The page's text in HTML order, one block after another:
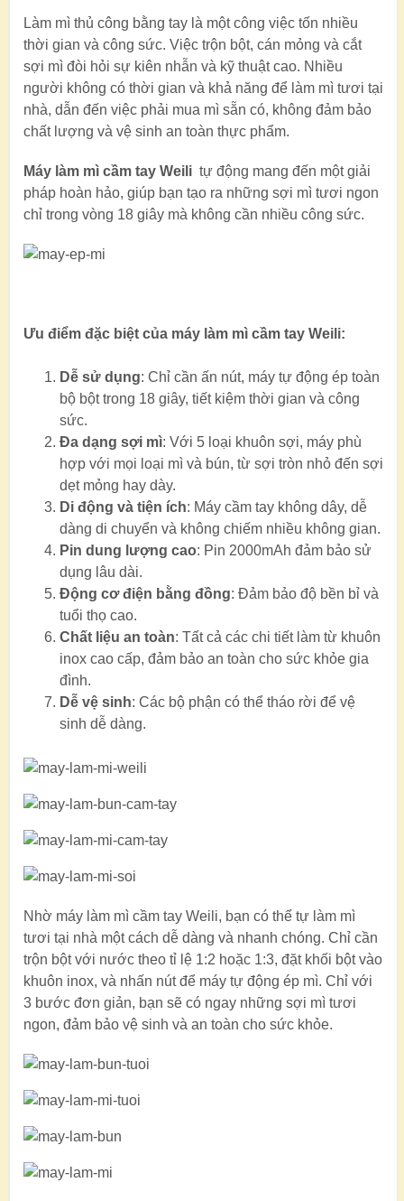
Làm mì thủ công bằng tay là một công việc tốn nhiều
thời gian và công sức. Việc trộn bột, cán mỏng và cắt
sợi mì đòi hỏi sự kiên nhẫn và kỹ thuật cao. Nhiều
người không có thời gian và khả năng để làm mì tươi tại
nhà, dẫn đến việc phải mua mì sẵn có, không đảm bảo
chất lượng và vệ sinh an toàn thực phẩm.
Máy làm mì cầm tay Weili tự động mang đến một giải
pháp hoàn hảo, giúp bạn tạo ra những sợi mì tươi ngon
chỉ trong vòng 18 giây mà không cần nhiều công sức.
Ưu điểm đặc biệt của máy làm mì cầm tay Weili:
Dễ sử dụng: Chỉ cần ấn nút, máy tự động ép toàn
bộ bột trong 18 giây, tiết kiệm thời gian và công
sức.
Đa dạng sợi mì: Với 5 loại khuôn sợi, máy phù
hợp với mọi loại mì và bún, từ sợi tròn nhỏ đến sợi
dẹt mỏng hay dày.
Di động và tiện ích: Máy cầm tay không dây, dễ
dàng di chuyển và không chiếm nhiều không gian.
Pin dung lượng cao: Pin 2000mAh đảm bảo sử
dụng lâu dài.
Động cơ điện bằng đồng: Đảm bảo độ bền bỉ và
tuổi thọ cao.
Chất liệu an toàn: Tất cả các chi tiết làm từ khuôn
inox cao cấp, đảm bảo an toàn cho sức khỏe gia
đình.
Dễ vệ sinh: Các bộ phận có thể tháo rời để vệ
sinh dễ dàng.
Nhờ máy làm mì cầm tay Weili, bạn có thể tự làm mì
tươi tại nhà một cách dễ dàng và nhanh chóng. Chỉ cần
trộn bột với nước theo tỉ lệ 1:2 hoặc 1:3, đặt khối bột vào
khuôn inox, và nhấn nút để máy tự động ép mì. Chỉ với
3 bước đơn giản, bạn sẽ có ngay những sợi mì tươi
ngon, đảm bảo vệ sinh và an toàn cho sức khỏe.